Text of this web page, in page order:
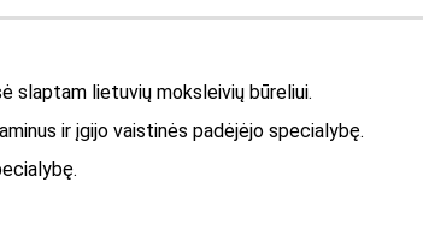
slaptam lietuvių moksleivių būreliui.
ir įgijo vaistinės padėjėjo specialybę.